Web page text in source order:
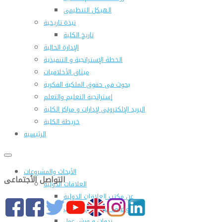
الهيكل التنظيمى
نبذة تاريخية
تاريخ الكلية
الإدارة الحالية
الخطة الإستراتجية و التنفيذية
ميثاق الأخلاقيات
بحوث فى حقوق الملكية الفكرية
إستراتجية التعليم والتعلم
البريد الإلكترونى لإدارات و مراكز الكلية
خريطة الكلية
الرئيسيه
الأبحاث والمشروعات
العلاقات الدولية
عن مكتب العلاقات الدولية
التوصيف الوظيفى للمكتب
التواصل الأجتماعى